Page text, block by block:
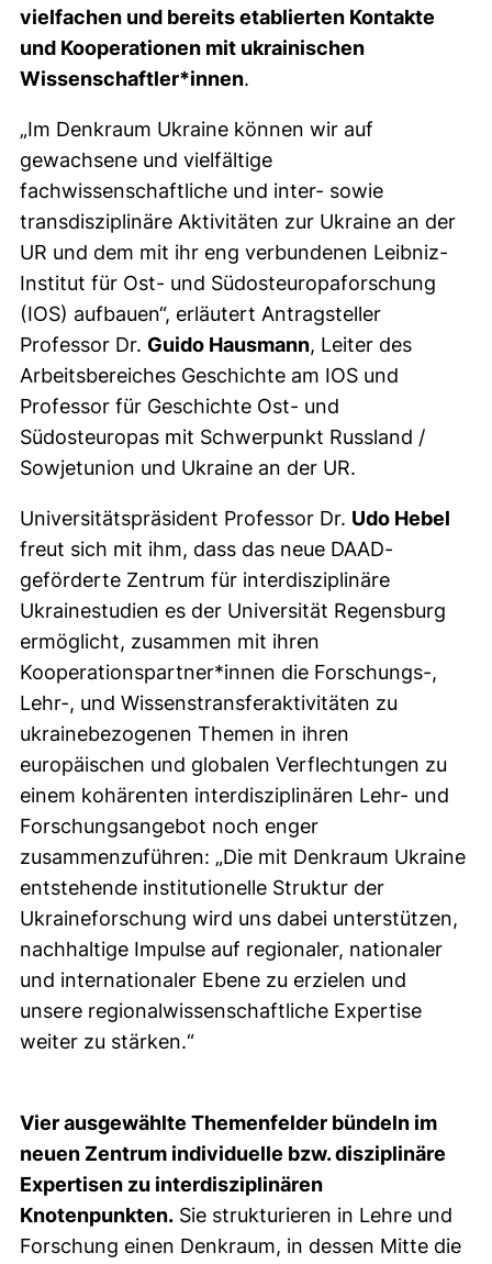
vielfachen und bereits etablierten Kontakte
und Kooperationen mit ukrainischen
Wissenschaftler*innen.
„Im Denkraum Ukraine können wir auf
gewachsene und vielfältige
fachwissenschaftliche und inter- sowie
transdisziplinäre Aktivitäten zur Ukraine an der
UR und dem mit ihr eng verbundenen Leibniz-
Institut für Ost- und Südosteuropaforschung
(IOS) aufbauen“, erläutert Antragsteller
Professor Dr. Guido Hausmann, Leiter des
Arbeitsbereiches Geschichte am IOS und
Professor für Geschichte Ost- und
Südosteuropas mit Schwerpunkt Russland /
Sowjetunion und Ukraine an der UR.
Universitätspräsident Professor Dr. Udo Hebel
freut sich mit ihm, dass das neue DAAD-
geförderte Zentrum für interdisziplinäre
Ukrainestudien es der Universität Regensburg
ermöglicht, zusammen mit ihren
Kooperationspartner*innen die Forschungs-,
Lehr-, und Wissenstransferaktivitäten zu
ukrainebezogenen Themen in ihren
europäischen und globalen Verflechtungen zu
einem kohärenten interdisziplinären Lehr- und
Forschungsangebot noch enger
zusammenzuführen: „Die mit Denkraum Ukraine
entstehende institutionelle Struktur der
Ukraineforschung wird uns dabei unterstützen,
nachhaltige Impulse auf regionaler, nationaler
und internationaler Ebene zu erzielen und
unsere regionalwissenschaftliche Expertise
weiter zu stärken.“
Vier ausgewählte Themenfelder bündeln im
neuen Zentrum individuelle bzw. disziplinäre
Expertisen zu interdisziplinären
Knotenpunkten. Sie strukturieren in Lehre und
Forschung einen Denkraum, in dessen Mitte die